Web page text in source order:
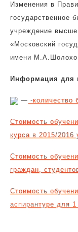
Изменения в
государственное
учреждение
«Московский
имени
Информация для
— -количество
Стоимость
курса в 2015/2016
Стоимость
граждан,
Стоимость
аспирантуре для